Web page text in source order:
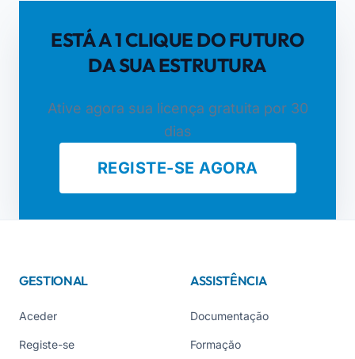
ESTÁ A 1 CLIQUE DO FUTURO
DA SUA ESTRUTURA
Ative agora sua licença gratuita por 30
dias
REGISTE-SE AGORA
GESTIONAL
Aceder
Registe-se
ASSISTÊNCIA
Documentação
Formação